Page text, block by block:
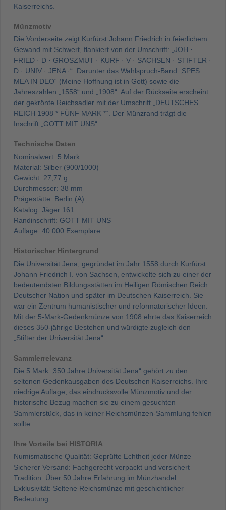
Kaiserreichs.
Münzmotiv
Die Vorderseite zeigt Kurfürst Johann Friedrich in feierlichem
Gewand mit Schwert, flankiert von der Umschrift: „JOH ·
FRIED · D · GROSZMUT · KURF · V · SACHSEN · STIFTER ·
D · UNIV · JENA ·“. Darunter das Wahlspruch-Band „SPES
MEA IN DEO“ (Meine Hoffnung ist in Gott) sowie die
Jahreszahlen „1558“ und „1908“. Auf der Rückseite erscheint
der gekrönte Reichsadler mit der Umschrift „DEUTSCHES
REICH 1908 * FÜNF MARK *“. Der Münzrand trägt die
Inschrift „GOTT MIT UNS“.
Technische Daten
Nominalwert: 5 Mark
Material: Silber (900/1000)
Gewicht: 27,77 g
Durchmesser: 38 mm
Prägestätte: Berlin (A)
Katalog: Jäger 161
Randinschrift: GOTT MIT UNS
Auflage: 40.000 Exemplare
Historischer Hintergrund
Die Universität Jena, gegründet im Jahr 1558 durch Kurfürst
Johann Friedrich I. von Sachsen, entwickelte sich zu einer der
bedeutendsten Bildungsstätten im Heiligen Römischen Reich
Deutscher Nation und später im Deutschen Kaiserreich. Sie
war ein Zentrum humanistischer und reformatorischer Ideen.
Mit der 5-Mark-Gedenkmünze von 1908 ehrte das Kaiserreich
dieses 350-jährige Bestehen und würdigte zugleich den
„Stifter der Universität Jena“.
Sammlerrelevanz
Die 5 Mark „350 Jahre Universität Jena“ gehört zu den
seltenen Gedenkausgaben des Deutschen Kaiserreichs. Ihre
niedrige Auflage, das eindrucksvolle Münzmotiv und der
historische Bezug machen sie zu einem gesuchten
Sammlerstück, das in keiner Reichsmünzen-Sammlung fehlen
sollte.
Ihre Vorteile bei HISTORIA
Numismatische Qualität: Geprüfte Echtheit jeder Münze
Sicherer Versand: Fachgerecht verpackt und versichert
Tradition: Über 50 Jahre Erfahrung im Münzhandel
Exklusivität: Seltene Reichsmünze mit geschichtlicher
Bedeutung